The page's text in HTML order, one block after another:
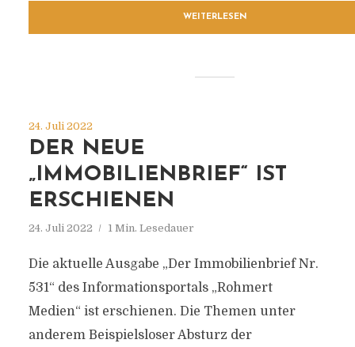
WEITERLESEN
24. Juli 2022
DER NEUE
„IMMOBILIENBRIEF“ IST
ERSCHIENEN
24. Juli 2022 1 Min. Lesedauer
Die aktuelle Ausgabe „Der Immobilienbrief Nr.
531“ des Informationsportals „Rohmert
Medien“ ist erschienen. Die Themen unter
anderem Beispielsloser Absturz der